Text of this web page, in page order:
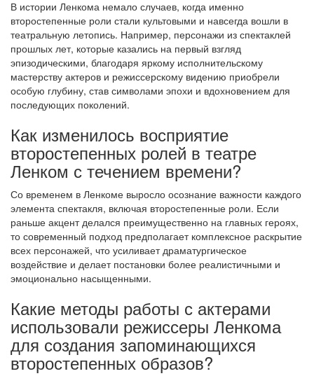
В истории Ленкома немало случаев, когда именно
второстепенные роли стали культовыми и навсегда вошли в
театральную летопись. Например, персонажи из спектаклей
прошлых лет, которые казались на первый взгляд
эпизодическими, благодаря яркому исполнительскому
мастерству актеров и режиссерскому видению приобрели
особую глубину, став символами эпохи и вдохновением для
последующих поколений.
Как изменилось восприятие
второстепенных ролей в театре
Ленком с течением времени?
Со временем в Ленкоме выросло осознание важности каждого
элемента спектакля, включая второстепенные роли. Если
раньше акцент делался преимущественно на главных героях,
то современный подход предполагает комплексное раскрытие
всех персонажей, что усиливает драматургическое
воздействие и делает постановки более реалистичными и
эмоционально насыщенными.
Какие методы работы с актерами
использовали режиссеры Ленкома
для создания запоминающихся
второстепенных образов?